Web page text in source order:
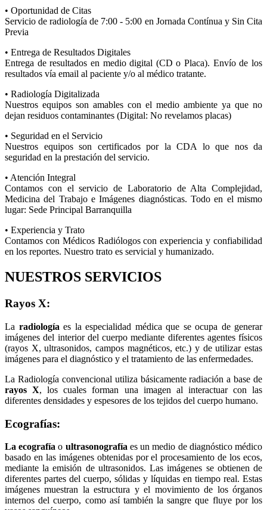
• Oportunidad de Citas
Servicio de radiología de 7:00 - 5:00 en Jornada Contínua y Sin Cita
Previa
• Entrega de Resultados Digitales
Entrega de resultados en medio digital (CD o Placa). Envío de los
resultados vía email al paciente y/o al médico tratante.
• Radiología Digitalizada
Nuestros equipos son amables con el medio ambiente ya que no
dejan residuos contaminantes (Digital: No revelamos placas)
• Seguridad en el Servicio
Nuestros equipos son certificados por la CDA lo que nos da
seguridad en la prestación del servicio.
• Atención Integral
Contamos con el servicio de Laboratorio de Alta Complejidad,
Medicina del Trabajo e Imágenes diagnósticas. Todo en el mismo
lugar: Sede Principal Barranquilla
• Experiencia y Trato
Contamos con Médicos Radiólogos con experiencia y confiabilidad
en los reportes. Nuestro trato es servicial y humanizado.
NUESTROS SERVICIOS
Rayos X:
La radiología es la especialidad médica que se ocupa de generar
imágenes del interior del cuerpo mediante diferentes agentes físicos
(rayos X, ultrasonidos, campos magnéticos, etc.) y de utilizar estas
imágenes para el diagnóstico y el tratamiento de las enfermedades.
La Radiología convencional utiliza básicamente radiación a base de
rayos X, los cuales forman una imagen al interactuar con las
diferentes densidades y espesores de los tejidos del cuerpo humano.
Ecografías:
La ecografía o ultrasonografíaes un medio de diagnóstico médico
basado en las imágenes obtenidas por el procesamiento de los ecos,
mediante la emisión de ultrasonidos. Las imágenes se obtienen de
diferentes partes del cuerpo, sólidas y líquidas en tiempo real. Estas
imágenes muestran la estructura y el movimiento de los órganos
internos del cuerpo, como así también la sangre que fluye por los